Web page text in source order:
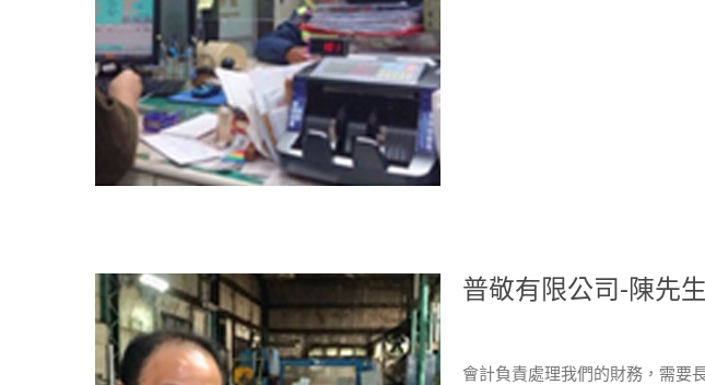
普敬有限公司-陳先生
會計負責處理我們的財務，需要